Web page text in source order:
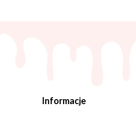
Informacje